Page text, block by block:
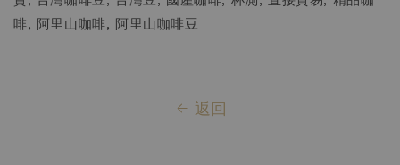
啡, 阿里山咖啡, 阿里山咖啡豆
返回